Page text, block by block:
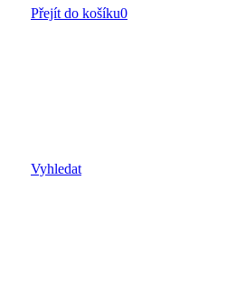
Přejít do košíku0
Vyhledat